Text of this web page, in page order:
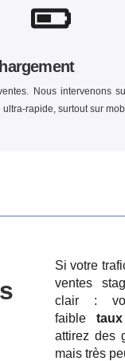
Nous intervenons
rapide, surtout sur
Si votre
ventes
clair :
faible
attirez des
mais très